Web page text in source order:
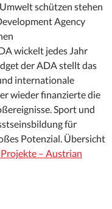
schützen stehen
Agency
wickelt jedes Jahr
der ADA stellt das
internationale
wieder finanzierte die
Sport und
für
Potenzial. Übersicht
– Austrian